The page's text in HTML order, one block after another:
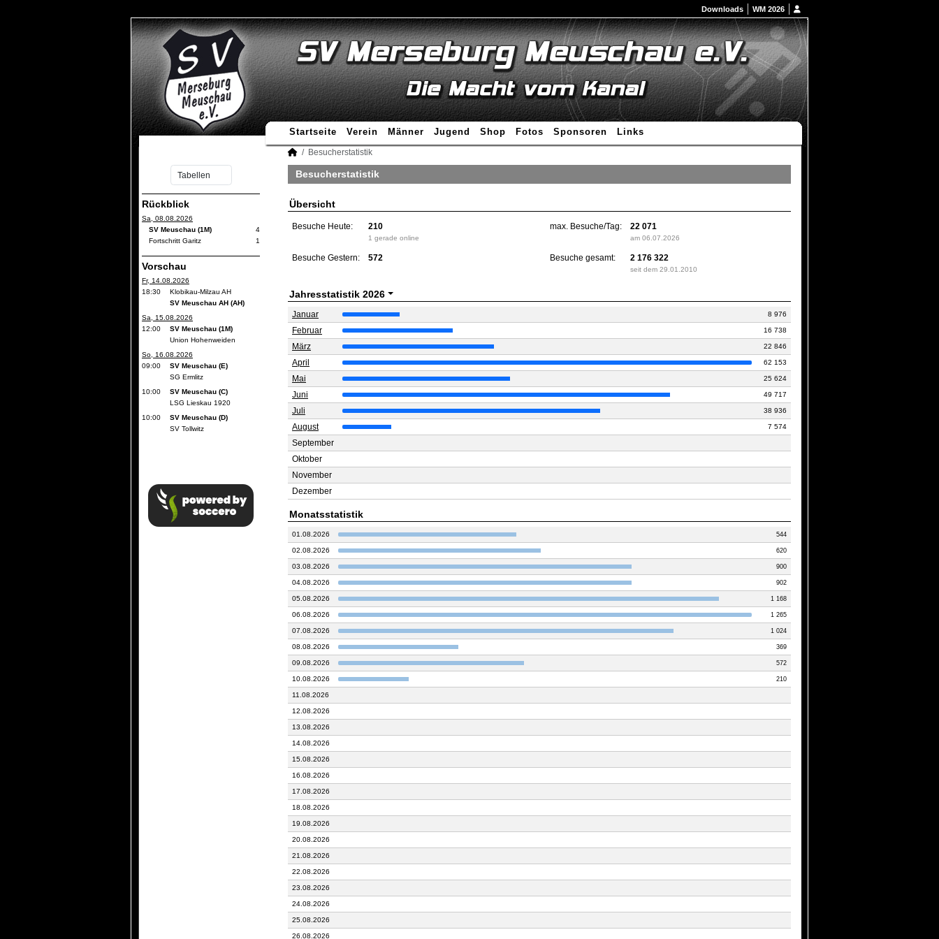
Downloads WM 2026
Startseite Verein Männer Jugend Shop Fotos Sponsoren Links
Rückblick
Sa, 08.08.2026
SV Meuschau (1M)
4
Fortschritt Garitz
1
Vorschau
Fr, 14.08.2026
18:30
Klobikau-Milzau AH
SV Meuschau AH (AH)
Sa, 15.08.2026
12:00
SV Meuschau (1M)
Union Hohenweiden
So, 16.08.2026
09:00
SV Meuschau (E)
SG Ermlitz
10:00
SV Meuschau (C)
LSG Lieskau 1920
10:00
SV Meuschau (D)
SV Tollwitz
Besucherstatistik
Besucherstatistik
Übersicht
Besuche Heute: 210
1 gerade online
Besuche Gestern: 572
max. Besuche/Tag: 22 071
am 06.07.2026
Besuche gesamt: 2 176 322
seit dem 29.01.2010
Jahresstatistik 2026
Januar 8 976
Februar 16 738
März 22 846
April 62 153
Mai 25 624
Juni 49 717
Juli 38 936
August 7 574
September
Oktober
November
Dezember
Monatsstatistik
01.08.2026 544
02.08.2026 620
03.08.2026 900
04.08.2026 902
05.08.2026 1 168
06.08.2026 1 265
07.08.2026 1 024
08.08.2026 369
09.08.2026 572
10.08.2026 210
11.08.2026
12.08.2026
13.08.2026
14.08.2026
15.08.2026
16.08.2026
17.08.2026
18.08.2026
19.08.2026
20.08.2026
21.08.2026
22.08.2026
23.08.2026
24.08.2026
25.08.2026
26.08.2026